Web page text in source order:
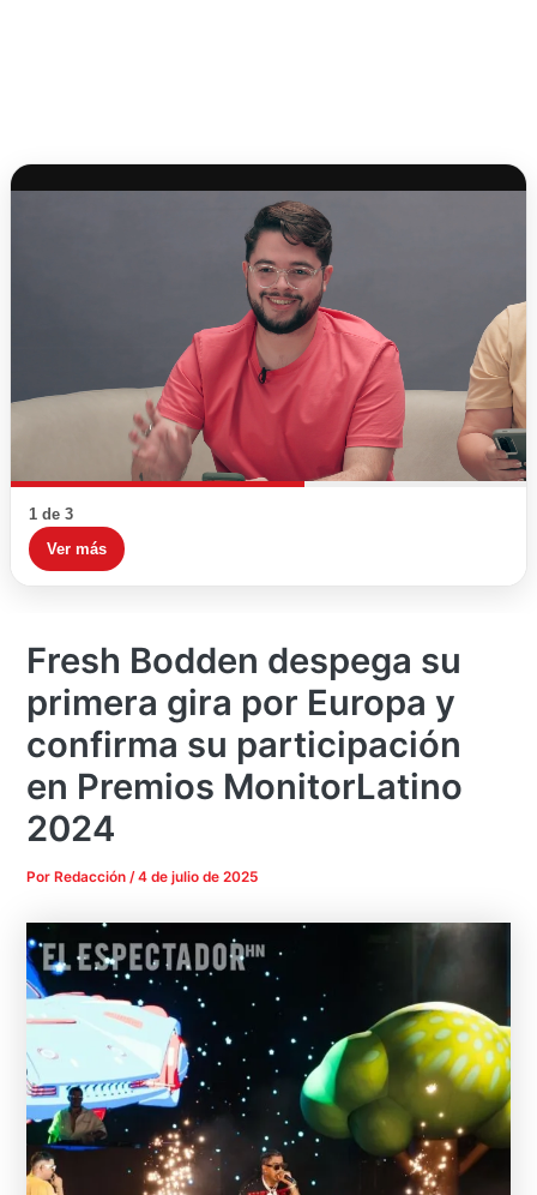
1 de 3
Ver más
Fresh Bodden despega su
primera gira por Europa y
confirma su participación
en Premios MonitorLatino
2024
Por Redacción/4 de julio de 2025